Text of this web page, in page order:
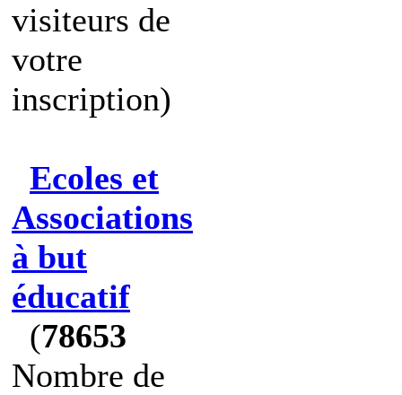
visiteurs de
votre
inscription)
Ecoles et
Associations
à but
éducatif
(78653
Nombre de